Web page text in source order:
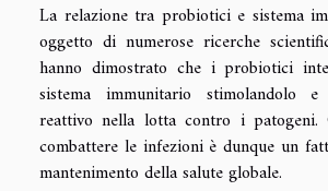
La relazione tra probiotici e sistema
oggetto di numerose ricerche
hanno dimostrato che i probiotici
sistema immunitario stimolandolo
reattivo nella lotta contro i patogeni.
combattere le infezioni è dunque un
mantenimento della salute globale.